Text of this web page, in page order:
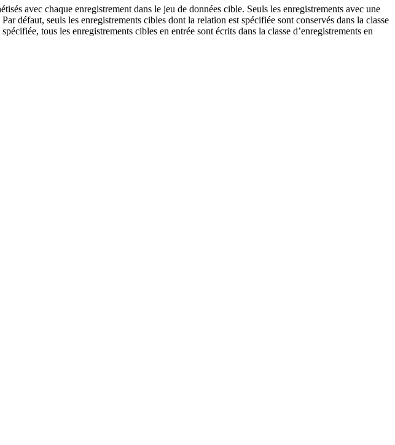
avec chaque enregistrement dans le jeu de données cible. Seuls les enregistrements avec une
défaut, seuls les enregistrements cibles dont la relation est spécifiée sont conservés dans la classe
spécifiée, tous les enregistrements cibles en entrée sont écrits dans la classe d’enregistrements en